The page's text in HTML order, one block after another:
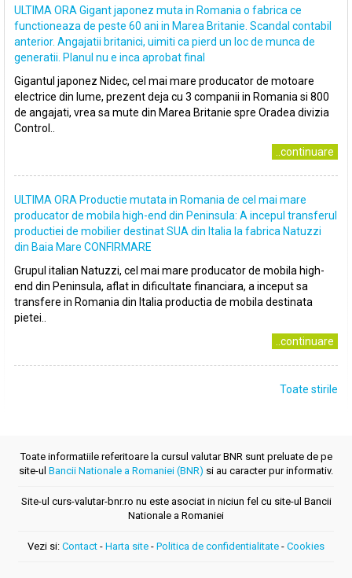
ULTIMA ORA Gigant japonez muta in Romania o fabrica ce
functioneaza de peste 60 ani in Marea Britanie. Scandal contabil
anterior. Angajatii britanici, uimiti ca pierd un loc de munca de
generatii. Planul nu e inca aprobat final
Gigantul japonez Nidec, cel mai mare producator de motoare
electrice din lume, prezent deja cu 3 companii in Romania si 800
de angajati, vrea sa mute din Marea Britanie spre Oradea divizia
Control..
..continuare
ULTIMA ORA Productie mutata in Romania de cel mai mare
producator de mobila high-end din Peninsula: A incepul transferul
productiei de mobilier destinat SUA din Italia la fabrica Natuzzi
din Baia Mare CONFIRMARE
Grupul italian Natuzzi, cel mai mare producator de mobila high-
end din Peninsula, aflat in dificultate financiara, a inceput sa
transfere in Romania din Italia productia de mobila destinata
pietei..
..continuare
Toate stirile
Toate informatiile referitoare la cursul valutar BNR sunt preluate de pe
site-ul Bancii Nationale a Romaniei (BNR) si au caracter pur informativ.
Site-ul curs-valutar-bnr.ro nu este asociat in niciun fel cu site-ul Bancii
Nationale a Romaniei
Vezi si: Contact - Harta site - Politica de confidentialitate - Cookies